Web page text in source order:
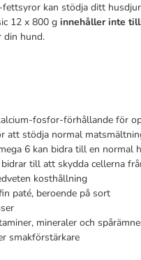
kan stödja ditt
12 x 800 g innehåller inte
din hund.
fosfor-förhållande för
att stödja normal
6 kan bidra till en normal
bidrar till att skydda cellerna
kosthållning
paté, beroende på sort
mineraler och
smakförstärkare